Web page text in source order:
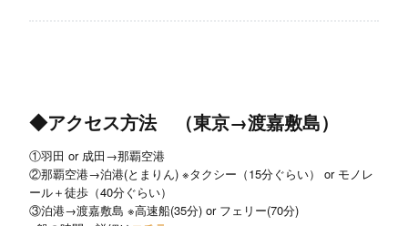
◆アクセス方法 （東京→渡嘉敷島）
①羽田 or 成田→那覇空港
②那覇空港→泊港(とまりん) ※タクシー（15分ぐらい） or モノレ
ール＋徒歩（40分ぐらい）
③泊港→渡嘉敷島 ※高速船(35分) or フェリー(70分)